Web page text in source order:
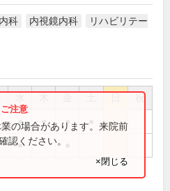
科 内視鏡内科
リハビリテー
祝
● ● ●
●
の場合があります。来院前
認ください。
×閉じる